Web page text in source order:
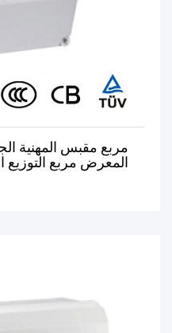
المعرض مربع التوزيع